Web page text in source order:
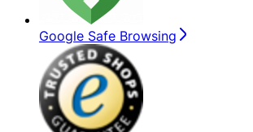
Google Safe Browsing